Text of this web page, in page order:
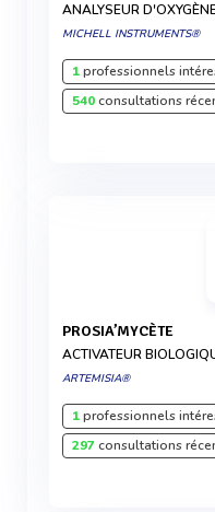
ANALYSEUR
MICHELL INSTRUMENTS®
1professionnels
540consultations
PROSIA’MYCÈTE
ACTIVATEUR
ARTEMISIA®
1professionnels
297consultations